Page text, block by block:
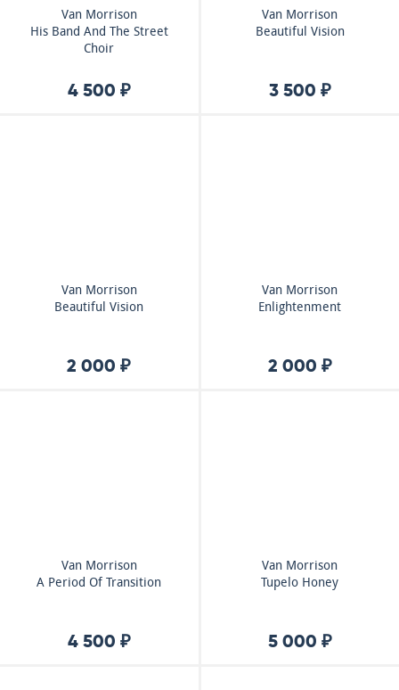
Van Morrison
His Band And The Street
Choir
4 500 ₽
Van Morrison
Beautiful Vision
3 500 ₽
Van Morrison
Beautiful Vision
2 000 ₽
Van Morrison
Enlightenment
2 000 ₽
Van Morrison
A Period Of Transition
4 500 ₽
Van Morrison
Tupelo Honey
5 000 ₽